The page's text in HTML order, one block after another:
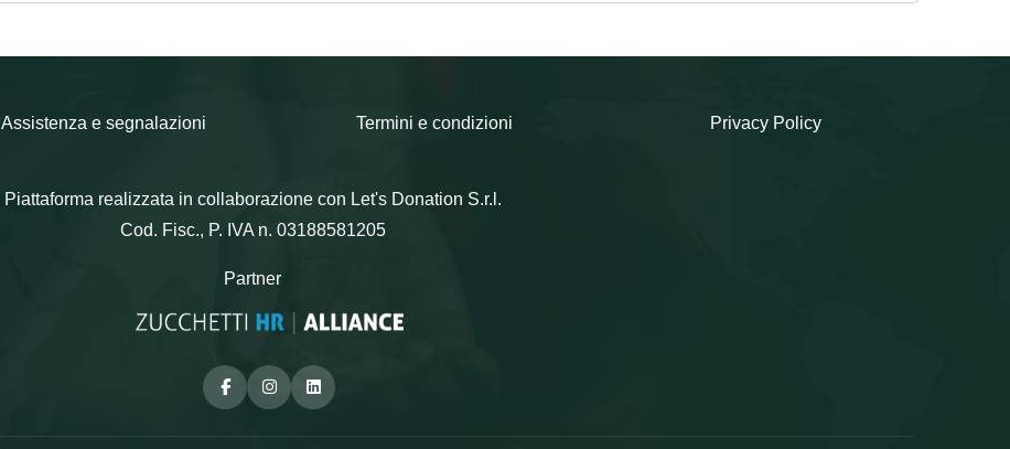
Assistenza e segnalazioni Termini e condizioni Privacy Policy
Piattaforma realizzata in collaborazione con Let's Donation S.r.l.
Cod. Fisc., P. IVA n. 03188581205
Partner
FacebookInstagramLinkedin